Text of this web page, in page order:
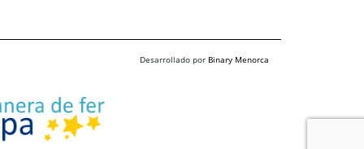
Desarrollado por Binary Menorca